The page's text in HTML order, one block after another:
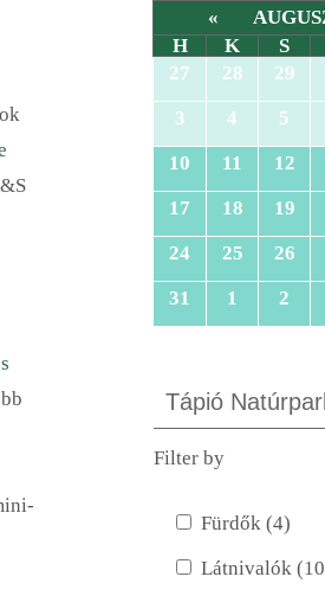
«
H
K S
27
28 29
3
4 5
10
11 12
17
18 19
24
25 26
31
1 2
Tápió
Filter by
Fürdők (4)
Látnivalók